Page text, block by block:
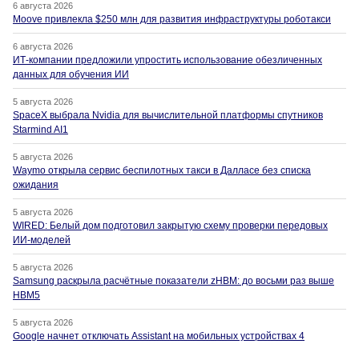
6 августа 2026
Moove привлекла $250 млн для развития инфраструктуры роботакси
6 августа 2026
ИТ-компании предложили упростить использование обезличенных
данных для обучения ИИ
5 августа 2026
SpaceX выбрала Nvidia для вычислительной платформы спутников
Starmind AI1
5 августа 2026
Waymo открыла сервис беспилотных такси в Далласе без списка
ожидания
5 августа 2026
WIRED: Белый дом подготовил закрытую схему проверки передовых
ИИ-моделей
5 августа 2026
Samsung раскрыла расчётные показатели zHBM: до восьми раз выше
HBM5
5 августа 2026
Google начнет отключать Assistant на мобильных устройствах 4